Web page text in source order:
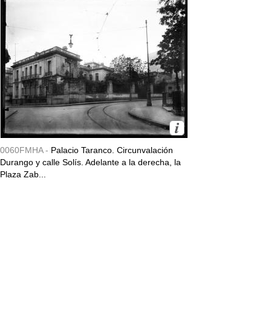
0060FMHA - Palacio Taranco. Circunvalación
Durango y calle Solís. Adelante a la derecha, la
Plaza Zab...